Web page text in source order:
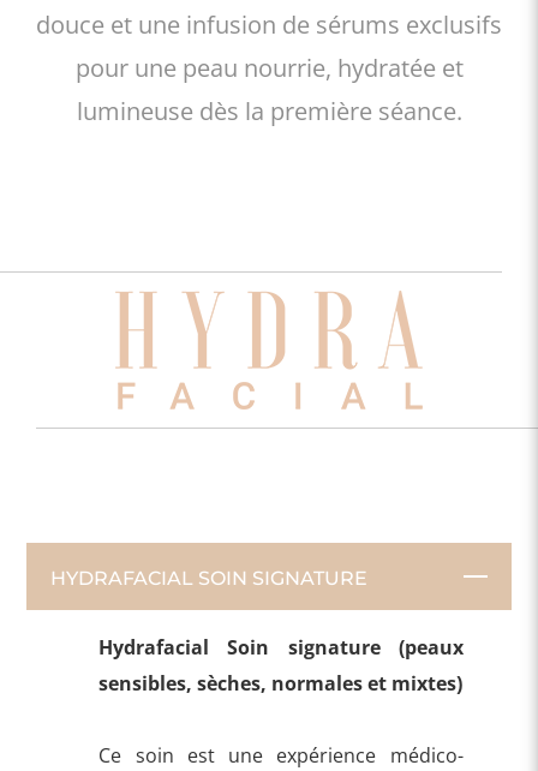
douce et une infusion de sérums exclusifs
pour une peau nourrie, hydratée et
lumineuse dès la première séance.
HYDRAFACIAL SOIN SIGNATURE
Hydrafacial Soin signature (peaux
sensibles, sèches, normales et mixtes)
Ce soin est une expérience médico-